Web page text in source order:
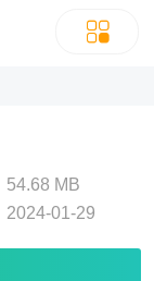
54.68 MB
2024-01-29